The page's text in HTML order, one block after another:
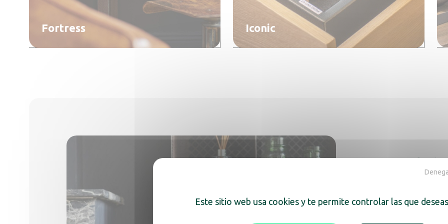
Fortress Iconic
Una
Pour refléter un esprit
le design du
graphisme général
Este sitio web usa cookies y te permite controlar las que